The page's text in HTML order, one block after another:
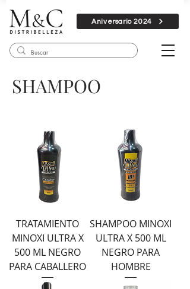
Aniversario 2024
SHAMPOO
TRATAMIENTO
MINOXI ULTRA X
500 ML NEGRO
PARA CABALLERO
SHAMPOO MINOXI
ULTRA X 500 ML
NEGRO PARA
HOMBRE